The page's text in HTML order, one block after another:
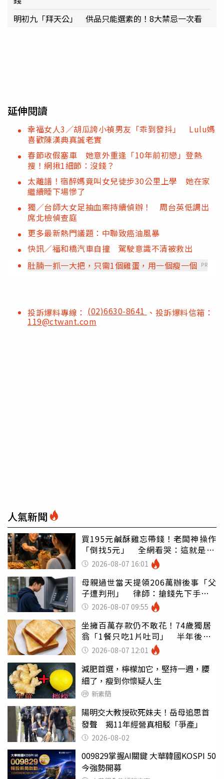
明初九「拜天公」 供品只能選素的！8大禁忌一次看
延伸閱讀
幸福女人3／胡瓜誇小禎男友「乖到發抖」 Lulu媽
喜歡陳漢典真誠老實
春節收假塞車 她意外重逢「10年前初戀」登熱
搜！網揪1細節：沒錢？
太離譜！宿醉媽竟叫女兒徒步30公里上學 她在家
繼續睡下場慘了
獨／台師大女足抽血案持續偵辦！ 周台英低調出
席北檢偵查庭
更多最新熱門議題：中聯致癌油風暴
快訊／福和橋汽車自撞 駕駛意識不清被救出
肚腩一抓一大把，只需1個雞蛋，用一個瘦一個 PR
投訴爆料專線： (02)6630-8641 、投訴爆料信箱：
119@ctwant.com
人氣新聞
買195元鹹酥雞忘帶錢！老闆神操作
「倒找5元」 全網看哭：這就是台
灣 2026-08-07 16:01
母親過世當天提領206萬辦後事「父
子遭判刑」 律師：搶錢先下手是
罪 2026-08-07 09:55
坐擁百萬存款仍不敢花！74歲獨居
翁「1餐只吃1片吐司」 半年後暴
瘦嚇壞女兒
2026-08-07 12:01
減肥首選，檸檬加它，堅持一週，腰
細了，瘦到你懷疑人生
新素簡
陽明交大教授砍死妹夫！岳母追思首
發聲 揭11年經營真相駁「爭產」
2026-08-02
009829掌握AI關鍵 大華韓國KOSPI 50
今強勢開募